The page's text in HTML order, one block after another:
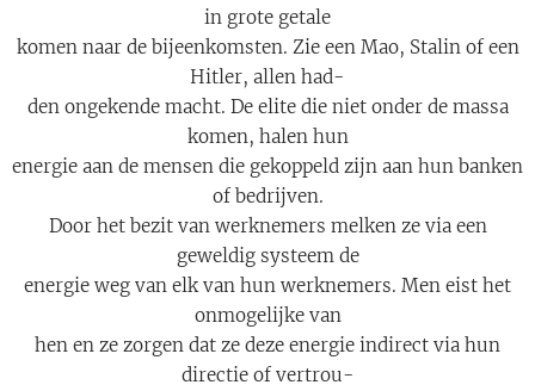
in grote getale
komen naar de bijeenkomsten. Zie een Mao, Stalin of een
Hitler, allen had-
den ongekende macht. De elite die niet onder de massa
komen, halen hun
energie aan de mensen die gekoppeld zijn aan hun banken
of bedrijven.
Door het bezit van werknemers melken ze via een
geweldig systeem de
energie weg van elk van hun werknemers. Men eist het
onmogelijke van
hen en ze zorgen dat ze deze energie indirect via hun
directie of vertrou-